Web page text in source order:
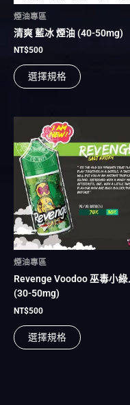
煙油專區
清爽 藍冰 煙油 (40-50mg)
NT$500
選擇規格
在
品
選
煙油專區
Revenge Voodoo 巫毒小綠
(30-50mg)
NT$500
選擇規格
品
有
多
種
款
在
品
擇